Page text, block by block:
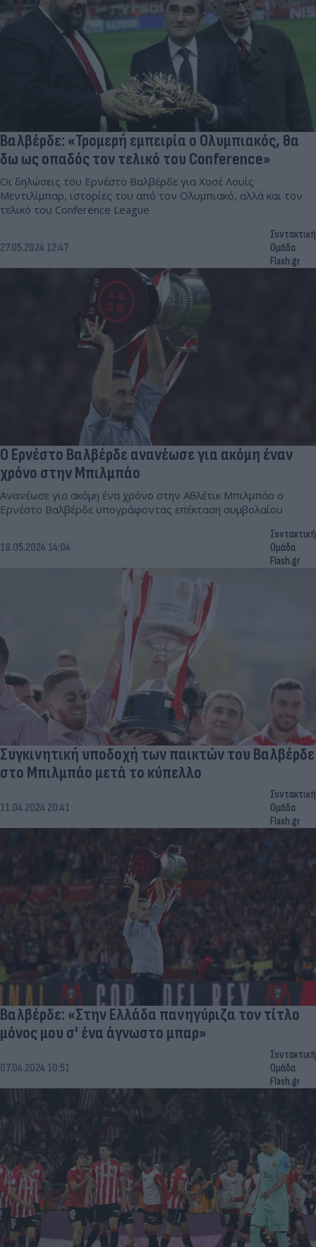
Βαλβέρδε: «Τρομερή εμπειρία ο Ολυμπιακός, θα
δω ως οπαδός τον τελικό του Conference»
Οι δηλώσεις του Ερνέστο Βαλβέρδε για Χοσέ Λουίς
Μεντιλίμπαρ, ιστορίες του από τον Ολυμπιακό, αλλά και τον
τελικό του Conference League
27.05.2024 12:47
Συντακτική
Ομάδα
Flash.gr
Ο Ερνέστο Βαλβέρδε ανανέωσε για ακόμη έναν
χρόνο στην Μπιλμπάο
Ανανέωσε για ακόμη ένα χρόνο στην Αθλέτικ Μπιλμπάο ο
Ερνέστο Βαλβέρδε υπογράφοντας επέκταση συμβολαίου
18.05.2024 14:04
Συντακτική
Ομάδα
Flash.gr
Συγκινητική υποδοχή των παικτών του Βαλβέρδε
στο Μπιλμπάο μετά το κύπελλο
11.04.2024 20:41
Συντακτική
Ομάδα
Flash.gr
Βαλβέρδε: «Στην Ελλάδα πανηγύριζα τον τίτλο
μόνος μου σ' ένα άγνωστο μπαρ»
07.04.2024 10:51
Συντακτική
Ομάδα
Flash.gr